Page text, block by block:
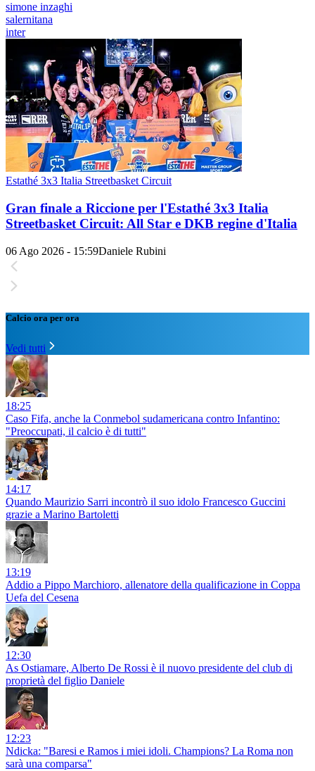
simone inzaghi
salernitana
inter
Estathé 3x3 Italia Streetbasket Circuit
Gran finale a Riccione per l'Estathé 3x3 Italia
Streetbasket Circuit: All Star e DKB regine d'Italia
06 Ago 2026 - 15:59Daniele Rubini
Calcio ora per ora
Vedi tutti
18:25
Caso Fifa, anche la Conmebol sudamericana contro Infantino:
"Preoccupati, il calcio è di tutti"
14:17
Quando Maurizio Sarri incontrò il suo idolo Francesco Guccini
grazie a Marino Bartoletti
13:19
Addio a Pippo Marchioro, allenatore della qualificazione in Coppa
Uefa del Cesena
12:30
As Ostiamare, Alberto De Rossi è il nuovo presidente del club di
proprietà del figlio Daniele
12:23
Ndicka: "Baresi e Ramos i miei idoli. Champions? La Roma non
sarà una comparsa"